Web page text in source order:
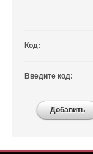
Код:
Введите код:
Добавить